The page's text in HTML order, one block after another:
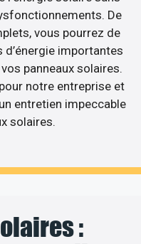
De
vous pourrez de
importantes
panneaux solaires.
notre entreprise et
entretien impeccable
solaires.
: